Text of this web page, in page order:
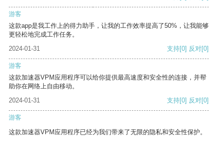
游客
这款app是我工作上的得力助手，让我的工作效率提高了50%，让我能够
更轻松地完成工作任务。
2024-01-31
支持[0] 反对[0]
游客
这款加速器VPM应用程序可以给你提供最高速度和安全性的连接，并帮
助你在网络上自由移动。
2024-01-31
支持[0] 反对[0]
游客
这款加速器VPM应用程序已经为我们带来了无限的隐私和安全性保护。